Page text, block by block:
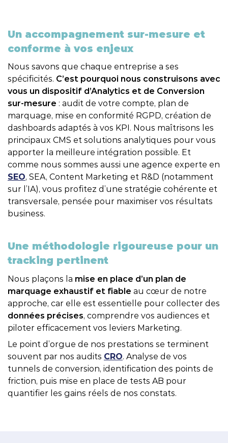
Un accompagnement sur-mesure et
conforme à vos enjeux​
Nous savons que chaque entreprise a ses
spécificités. C’est pourquoi nous construisons avec
vous un dispositif d’Analytics et de Conversion
sur-mesure : audit de votre compte, plan de
marquage, mise en conformité RGPD, création de
dashboards adaptés à vos KPI. Nous maîtrisons les
principaux CMS et solutions analytiques pour vous
apporter la meilleure intégration possible. Et
comme nous sommes aussi une agence experte en
SEO, SEA, Content Marketing et R&D (notamment
sur l’IA), vous profitez d’une stratégie cohérente et
transversale, pensée pour maximiser vos résultats
business.​
Une méthodologie rigoureuse pour un
tracking pertinent​
Nous plaçons la mise en place d’un plan de
marquage exhaustif et fiable au cœur de notre
approche, car elle est essentielle pour collecter des
données précises, comprendre vos audiences et
piloter efficacement vos leviers Marketing.​
Le point d’orgue de nos prestations se terminent
souvent par nos audits CRO. Analyse de vos
tunnels de conversion, identification des points de
friction, puis mise en place de tests AB pour
quantifier les gains réels de nos constats.​
LIRE LA VIDÉO